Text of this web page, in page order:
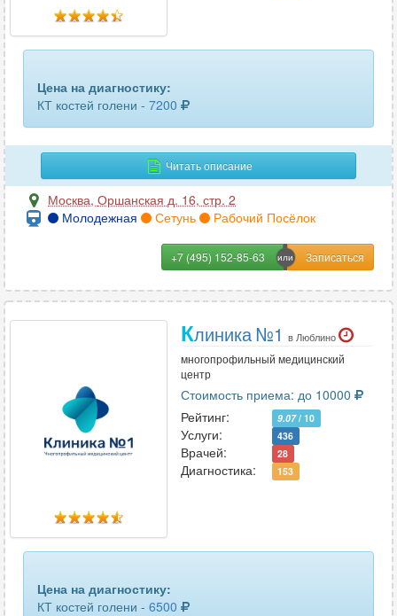
гортани
грудной аорты
двух челюстей 96
желудка 3
желчного пузыря
59
кишечника 9
КЛКТ ВНЧС (височно-нижнечелюстного сустава)
ключицы 28
коленного сустава
коронарных сосудов
костей голени
костей таза
Цена на диагностику:
КТ костей голени - 7200
Читать описание
Москва, Оршанская д. 16, стр. 2
Молодежная
Сетунь Рабочий Посёлок
+7 (495) 152-85-63
Клиника №1 в Люблино
многопрофильный медицинский
центр
Стоимость приема: до 10000
Рейтинг:
9.07/ 10
Услуги: 436
Врачей: 28
Диагностика: 153
Цена на диагностику:
КТ костей голени - 6500